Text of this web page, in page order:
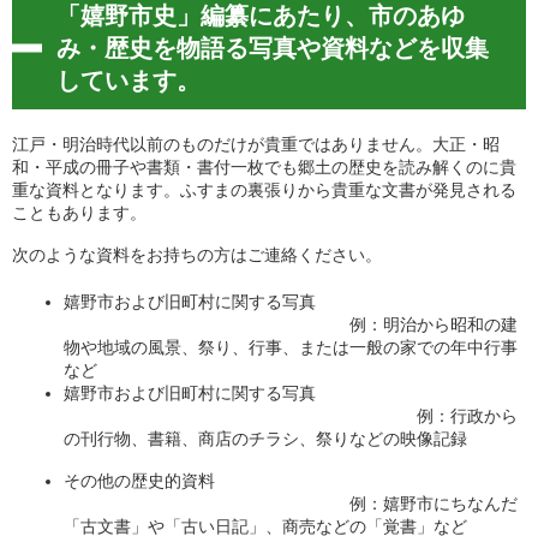
「嬉野市史」編纂にあたり、市のあゆ
み・歴史を物語る写真や資料などを収集
しています。
江戸・明治時代以前のものだけが貴重ではありません。大正・昭
和・平成の冊子や書類・書付一枚でも郷土の歴史を読み解くのに貴
重な資料となります。ふすまの裏張りから貴重な文書が発見される
こともあります。
次のような資料をお持ちの方はご連絡ください。
嬉野市および旧町村に関する写真
例：明治から昭和の建
物や地域の風景、祭り、行事、または一般の家での年中行事
など
嬉野市および旧町村に関する写真
例：行政から
の刊行物、書籍、商店のチラシ、祭りなどの映像記録
その他の歴史的資料
例：嬉野市にちなんだ
「古文書」や「古い日記」、商売などの「覚書」など